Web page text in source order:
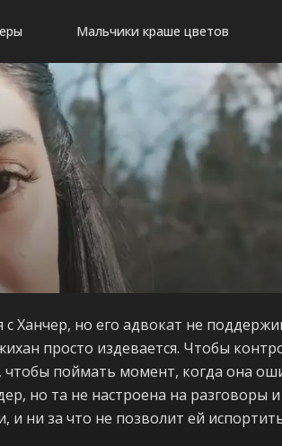
Мальчики краше цветов
Ханчер, но его адвокат не
просто издевается. Чтобы
поймать момент, когда она
но та не настроена на разговоры
и ни за что не позволит ей